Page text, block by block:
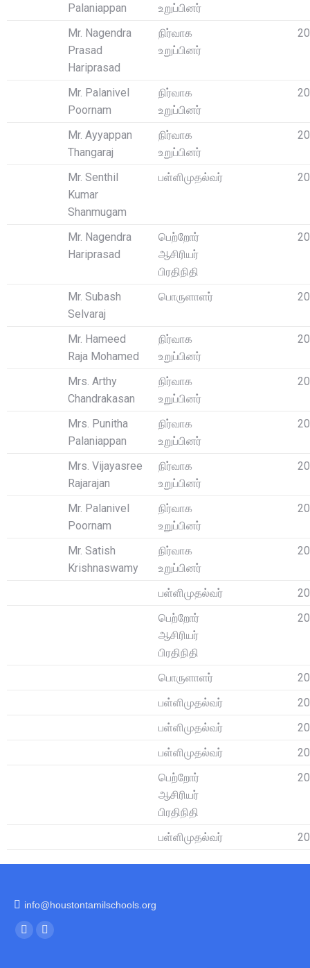
Palaniappan
உறுப்பினர்
Mr. Nagendra
Prasad
Hariprasad
நிர்வாக
உறுப்பினர்
Mr. Palanivel
Poornam
நிர்வாக
உறுப்பினர்
Mr. Ayyappan
Thangaraj
நிர்வாக
உறுப்பினர்
Mr. Senthil
Kumar
Shanmugam
பள்ளிமுதல்வர்
Mr. Nagendra
Hariprasad
பெற்றோர்
ஆசிரியர்
பிரதிநிதி
Mr. Subash
Selvaraj
பொருளாளர்
Mr. Hameed
Raja Mohamed
நிர்வாக
உறுப்பினர்
Mrs. Arthy
Chandrakasan
நிர்வாக
உறுப்பினர்
Mrs. Punitha
Palaniappan
நிர்வாக
உறுப்பினர்
Mrs. Vijayasree
Rajarajan
நிர்வாக
உறுப்பினர்
Mr. Palanivel
Poornam
நிர்வாக
உறுப்பினர்
Mr. Satish
Krishnaswamy
நிர்வாக
உறுப்பினர்
பள்ளிமுதல்வர்
பெற்றோர்
ஆசிரியர்
பிரதிநிதி
பொருளாளர்
பள்ளிமுதல்வர்
பள்ளிமுதல்வர்
பள்ளிமுதல்வர்
பெற்றோர்
ஆசிரியர்
பிரதிநிதி
பள்ளிமுதல்வர்
info@houstontamilschools.org